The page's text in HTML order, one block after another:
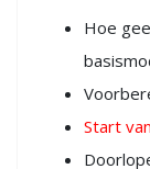
Hoe
Start